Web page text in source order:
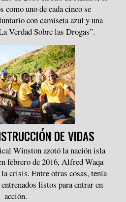
como uno de cada cinco se
con camiseta azul y una
Verdad Sobre las Drogas”.
DE VIDAS
Winston azotó la nación isla
febrero de 2016, Alfred Waqa
crisis. Entre otras cosas, tenía
listos para entrar en
acción.